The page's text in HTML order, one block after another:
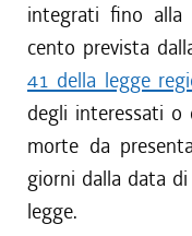
integrati fino alla
cento prevista
41 della legge
degli interessati o
morte da
giorni dalla data
legge.